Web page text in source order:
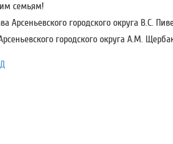
семьям!
Арсеньевского городского округа В.С.
городского округа А.М.